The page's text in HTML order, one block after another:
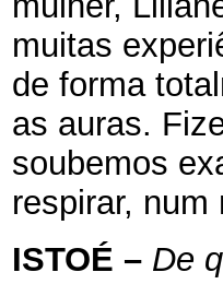
muitas
de forma
as auras.
soubemos
respirar,
ISTOÉ – De